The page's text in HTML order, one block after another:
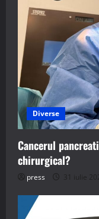
Diverse
Cancerul
chirurgical?
press 31 iulie